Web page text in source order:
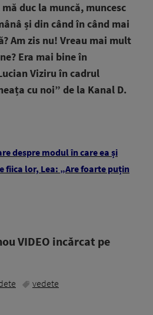
duc la muncă, muncesc
și din când în când mai
Am zis nu! Vreau mai mult
Era mai bine în
Viziru în cadrul
cu noi” de la Kanal D.
despre modul în care ea și
fiica lor, Lea: „Are foarte puțin
VIDEO incărcat pe
vedete